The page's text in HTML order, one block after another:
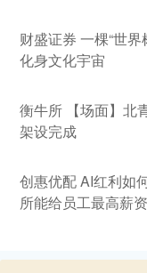
财盛证券 一棵“世
化身文化宇宙
衡牛所 【场面】北
架设完成
创惠优配 AI红利如
所能给员工最高薪资